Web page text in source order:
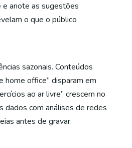
e anote as sugestões
o que o público
sazonais. Conteúdos
home office” disparam em
ao ar livre” crescem no
dados com análises de redes
antes de gravar.